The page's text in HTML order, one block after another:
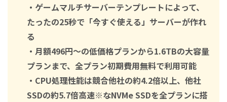
・ゲームマルチサーバーテンプレートによって、
たったの25秒で「今すぐ使える」サーバーが作れ
る
・月額496円～の低価格プランから1.6TBの大容量
プランまで、全プラン初期費用無料で利用可能
・CPU処理性能は競合他社の約4.2倍以上、他社
SSDの約5.7倍高速※なNVMe SSDを全プランに搭